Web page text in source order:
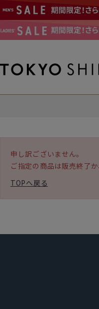
申し訳ございません。
ご指定の商品は販売終了
TOPへ戻る